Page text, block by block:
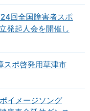
回全国障害者スポ
発起人会を開催し
スポ啓発用草津市
イメージソング